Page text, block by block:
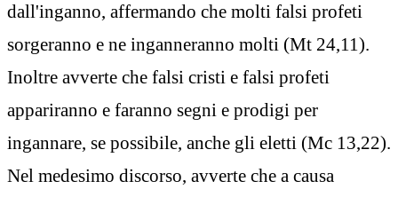
dall'inganno, affermando che molti falsi profeti
sorgeranno e ne inganneranno molti (Mt 24,11).
Inoltre avverte che falsi cristi e falsi profeti
appariranno e faranno segni e prodigi per
ingannare, se possibile, anche gli eletti (Mc 13,22).
Nel medesimo discorso, avverte che a causa